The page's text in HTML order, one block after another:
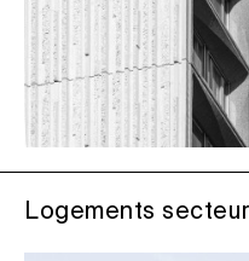
Logements